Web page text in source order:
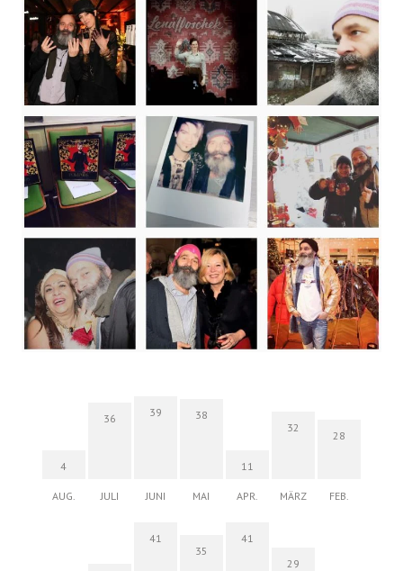
4
AUG.
36
JULI
39
JUNI
38
MAI
11
APR.
32
MÄRZ
28
FEB.
41
35
41
29